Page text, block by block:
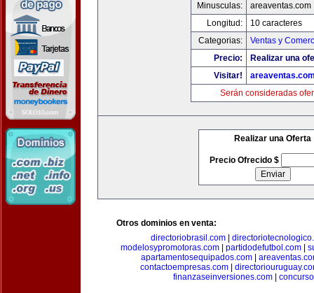
Minusculas:
areaventas.com
Longitud:
10 caracteres
Categorias:
Ventas y
Precio:
Realizar una
Visitar!
Serán consideradas
Realizar una Oferta
Precio Ofrecido $
Otros dominios en venta:
directoriobrasil.com
modelosypromotoras.com| partidodefutbol.com|
apartamentosequipados.com|
contactoempresas.com
finanzaseinversiones.com